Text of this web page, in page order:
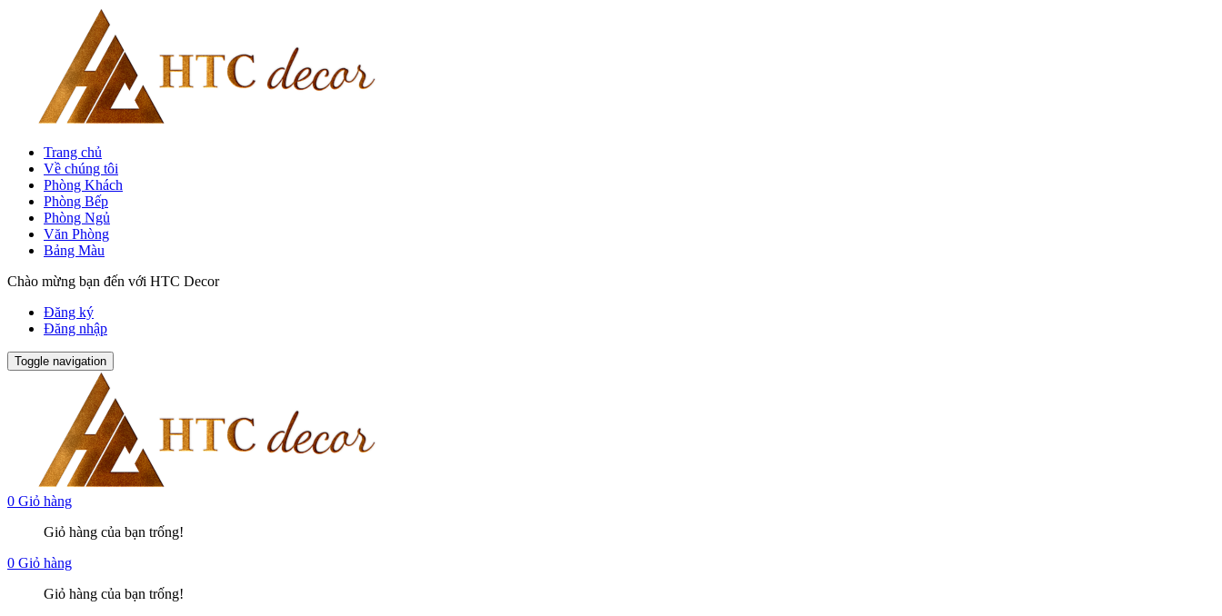
Trang chủ
Về chúng tôi
Phòng Khách
Phòng Bếp
Phòng Ngủ
Văn Phòng
Bảng Màu
Chào mừng bạn đến với HTC Decor
Đăng ký
Đăng nhập
Toggle navigation
0 Giỏ hàng
Giỏ hàng của bạn trống!
0 Giỏ hàng
Giỏ hàng của bạn trống!